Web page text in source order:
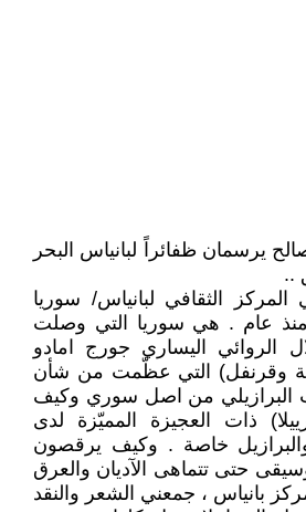
يرسمان ظفائراً لبانياس البحر
..
الثقافي لبانياس/ سوريا
عام . هي سوريا التي وصلت
الروائي اليساري جورج امادو
وقرنفل) التي عظّمت من شأن
البرازيلي من اصل سوري وكيف
ذات العجيزة المميّزة لدى
خاصة . وكيف يرقصون
حتى تتماهى الآديان والعرق
بانياس ، جمعني الشعر والنقد